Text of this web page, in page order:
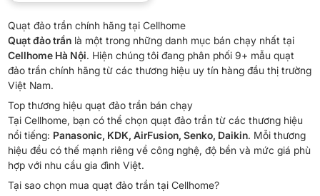
Quạt đảo trần chính hãng tại Cellhome
Quạt đảo trầnlà một trong những danh mục bán chạy nhất tại
Cellhome Hà Nội. Hiện chúng tôi đang phân phối 9+ mẫu quạt
đảo trần chính hãng từ các thương hiệu uy tín hàng đầu thị trường
Việt Nam.
Top thương hiệu quạt đảo trần bán chạy
Tại Cellhome, bạn có thể chọn quạt đảo trần từ các thương hiệu
nổi tiếng: Panasonic, KDK, AirFusion, Senko, Daikin. Mỗi thương
hiệu đều có thế mạnh riêng về công nghệ, độ bền và mức giá phù
hợp với nhu cầu gia đình Việt.
Tại sao chọn mua quạt đảo trần tại Cellhome?